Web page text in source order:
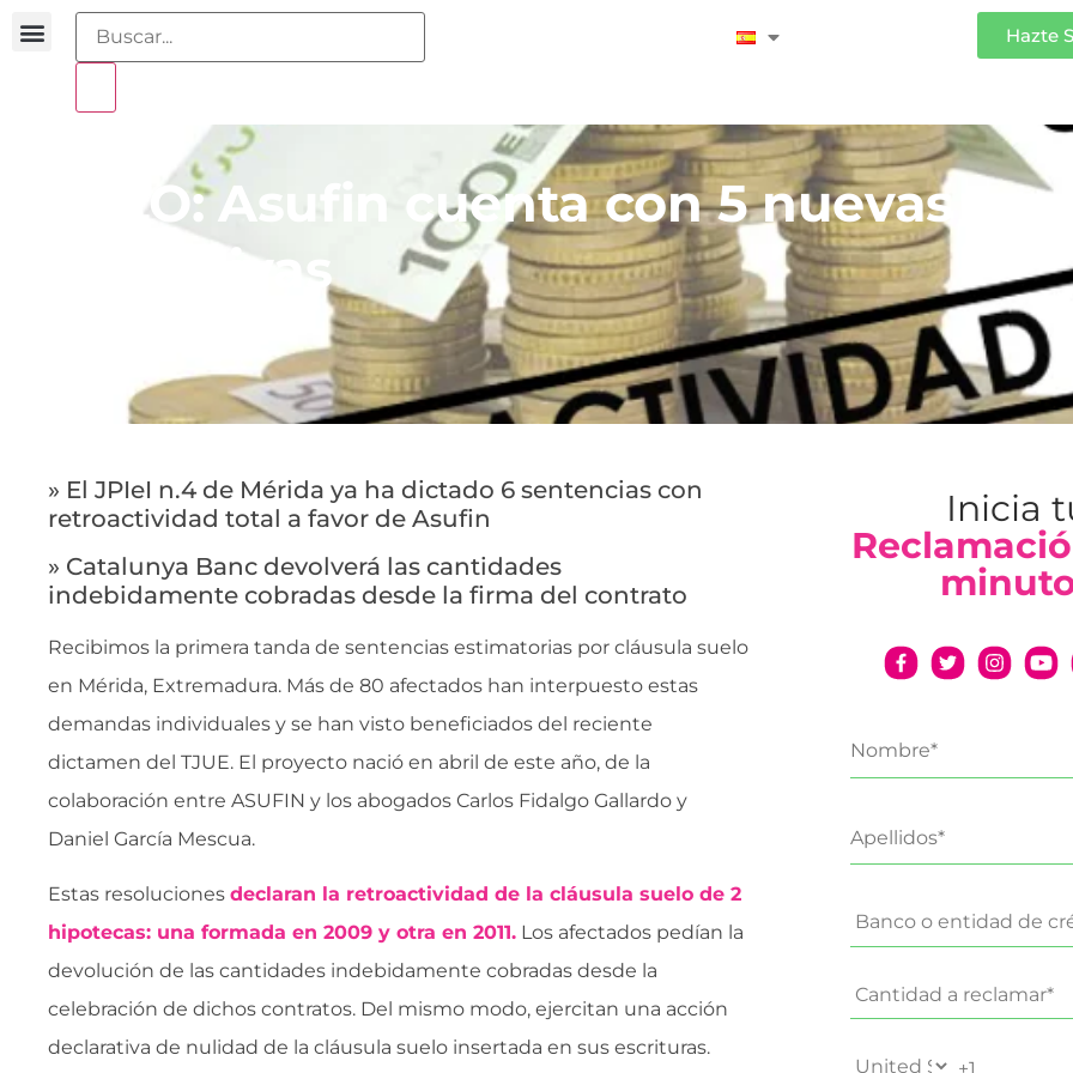
Hazte
SUELO: Asufin cuenta con 5 nuevas
retroactivas
» El JPIeI n.4 de Mérida ya ha dictado 6 sentencias con
retroactividad total a favor de Asufin
» Catalunya Banc devolverá las cantidades
indebidamente cobradas desde la firma del contrato
Recibimos la primera tanda de sentencias estimatorias por cláusula suelo
en Mérida, Extremadura. Más de 80 afectados han interpuesto estas
demandas individuales y se han visto beneficiados del reciente
dictamen del TJUE. El proyecto nació en abril de este año, de la
colaboración entre ASUFIN y los abogados Carlos Fidalgo Gallardo y
Daniel García Mescua.
Estas resoluciones declaran la retroactividad de la cláusula suelo de 2
hipotecas: una formada en 2009 y otra en 2011. Los afectados pedían la
devolución de las cantidades indebidamente cobradas desde la
celebración de dichos contratos. Del mismo modo, ejercitan una acción
declarativa de nulidad de la cláusula suelo insertada en sus escrituras.
Inicia